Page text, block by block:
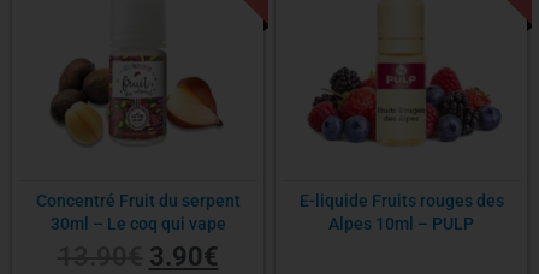
Concentré Fruit du serpent
30ml – Le coq qui vape
3.90€
E-liquide Fruits rouges des
Alpes 10ml – PULP